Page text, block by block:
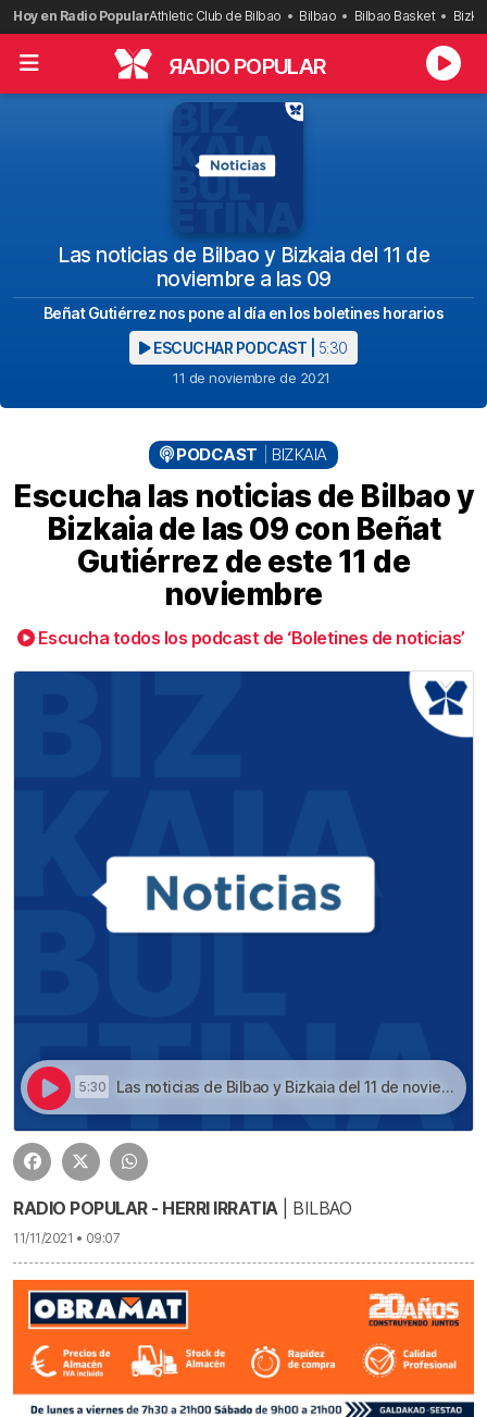
Saltar
al
contenido
Hoy en Radio PopularAthletic Club de Bilbao Bilbao Bilbao Basket
RADIO POPULAR
Las noticias de Bilbao y Bizkaia del 11 de
noviembre a las 09
Beñat Gutiérrez nos pone al día en los boletines horarios
ESCUCHAR PODCAST | 5:30
11 de noviembre de 2021
PODCAST BIZKAIA
Escucha las noticias de Bilbao y
Bizkaia de las 09 con Beñat
Gutiérrez de este 11 de
noviembre
Escucha todos los podcast de ‘Boletines de noticias’
5:30 Las noticias de Bilbao y Bizkaia del 11 de noviembre a las 09 | Escucha las noticias de Bilbao y Bizkaia de las 09 con Beñat Gutiérrez de este 11 de noviembre
RADIO POPULAR - HERRI IRRATIA| BILBAO
11/11/2021 • 09:07